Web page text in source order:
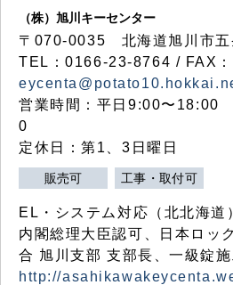
（株）旭川キーセンター
〒070-0035 北海道旭川市五
TEL：0166-23-8764 / FAX
営業時間：平日9:00〜18:00
0
定休日：第1、3日曜日
販売可 工事・取付可
EL・システム対応（北北海道
内閣総理大臣認可、日本ロッ
合 旭川支部 支部長、一級錠
http://